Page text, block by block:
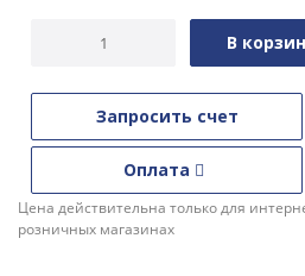
В
Запросить счет
Оплата
Цена действительна только для
розничных магазинах